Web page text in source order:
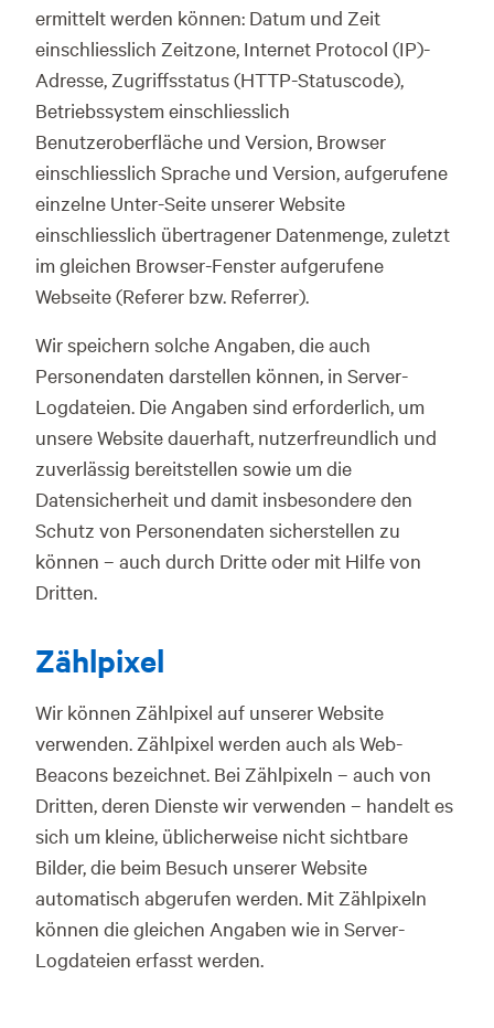
ermittelt werden können: Datum und Zeit
einschliesslich Zeitzone, Internet Protocol (IP)-
Adresse, Zugriffsstatus (HTTP-Statuscode),
Betriebssystem einschliesslich
Benutzeroberfläche und Version, Browser
einschliesslich Sprache und Version, aufgerufene
einzelne Unter-Seite unserer Website
einschliesslich übertragener Datenmenge, zuletzt
im gleichen Browser-Fenster aufgerufene
Webseite (Referer bzw. Referrer).
Wir speichern solche Angaben, die auch
Personendaten darstellen können, in Server-
Logdateien. Die Angaben sind erforderlich, um
unsere Website dauerhaft, nutzerfreundlich und
zuverlässig bereitstellen sowie um die
Datensicherheit und damit insbesondere den
Schutz von Personendaten sicherstellen zu
können – auch durch Dritte oder mit Hilfe von
Dritten.
Zählpixel
Wir können Zählpixel auf unserer Website
verwenden. Zählpixel werden auch als Web-
Beacons bezeichnet. Bei Zählpixeln – auch von
Dritten, deren Dienste wir verwenden – handelt es
sich um kleine, üblicherweise nicht sichtbare
Bilder, die beim Besuch unserer Website
automatisch abgerufen werden. Mit Zählpixeln
können die gleichen Angaben wie in Server-
Logdateien erfasst werden.